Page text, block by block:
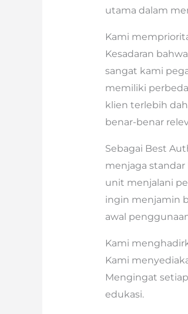
utama dalam
Kami
Kesadaran
sangat kami
memiliki
klien terlebih
benar-benar
Sebagai Best
menjaga
unit menjalani
ingin menjamin
awal
Kami
Kami
Mengingat
edukasi.